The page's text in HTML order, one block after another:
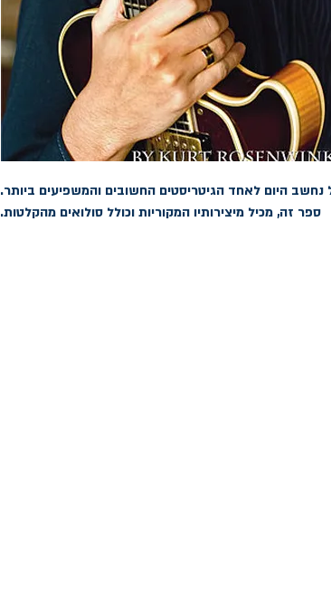
ספר זה, מכיל מיצירותיו המקוריות וכולל סולואים מהקלטות.